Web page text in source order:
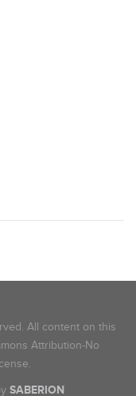
All content on this
Attribution-No
SABERION